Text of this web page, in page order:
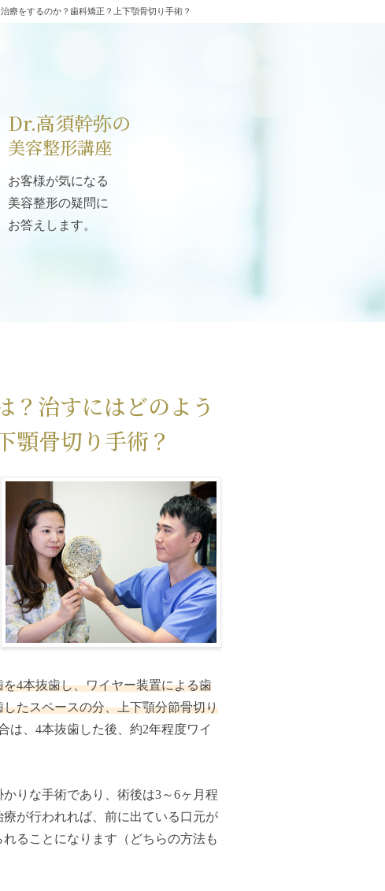
療をするのか？歯科矯正？上下顎骨切り手術？
Dr.高須幹弥の
美容整形講座
お客様が気になる
美容整形の疑問に
お答えします。
？治すにはどのよう
顎骨切り手術？
4本抜歯し、ワイヤー装置による歯
たスペースの分、上下顎分節骨切り
は、4本抜歯した後、約2年程度ワイ
りな手術であり、術後は3～6ヶ月程
が行われれば、前に出ている口元が
ることになります（どちらの方法も